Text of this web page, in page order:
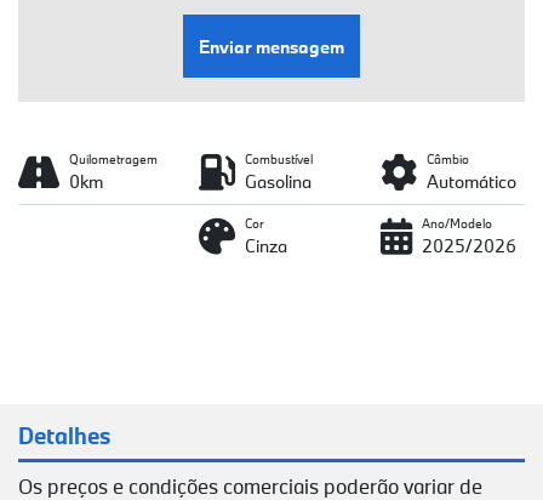
Enviar mensagem
Câmbio
Automático
Combustível
Gasolina
Quilometragem
0km
Ano/Modelo
2025/2026
Cor
Cinza
Detalhes
Os preços e condições comerciais poderão variar de